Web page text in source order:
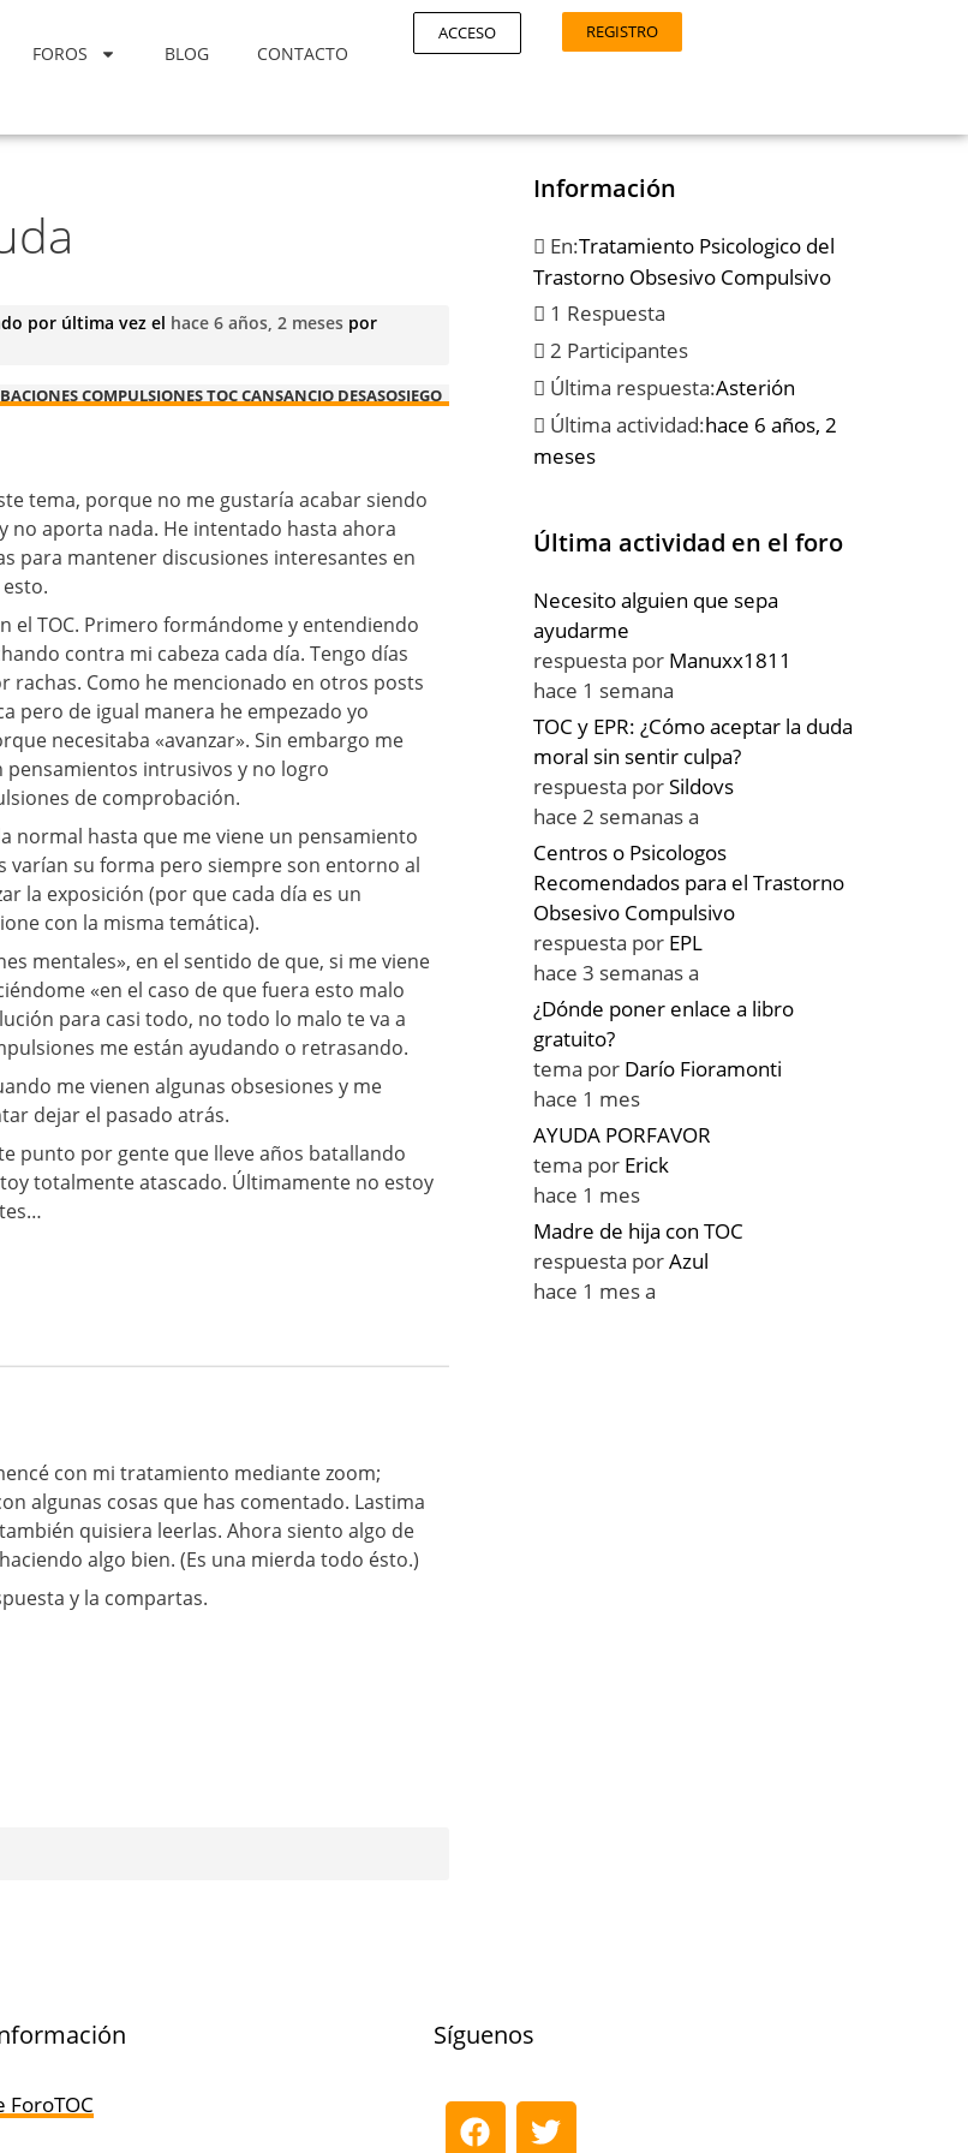
FOROS BLOG CONTACTO
ACCESO REGISTRO
por última vez el hace 6 años, 2 meses por
COMPULSIONES TOC CANSANCIO DESASOSIEGO
tema, porque no me gustaría acabar siendo
no aporta nada. He intentado hasta ahora
para mantener discusiones interesantes en
el TOC. Primero formándome y entendiendo
contra mi cabeza cada día. Tengo días
rachas. Como he mencionado en otros posts
pero de igual manera he empezado yo
necesitaba «avanzar». Sin embargo me
intrusivos y no logro
de comprobación.
normal hasta que me viene un pensamiento
varían su forma pero siempre son entorno al
la exposición (por que cada día es un
con la misma temática).
mentales», en el sentido de que, si me viene
«en el caso de que fuera esto malo
para casi todo, no todo lo malo te va a
me están ayudando o retrasando.
me vienen algunas obsesiones y me
dejar el pasado atrás.
punto por gente que lleve años batallando
totalmente atascado. Últimamente no estoy
con mi tratamiento mediante zoom;
algunas cosas que has comentado. Lastima
quisiera leerlas. Ahora siento algo de
algo bien. (Es una mierda todo ésto.)
y la compartas.
Información
En:Tratamiento Psicologico del
Trastorno Obsesivo Compulsivo
1 Respuesta
2 Participantes
Última respuesta:Asterión
Última actividad:hace 6 años, 2
meses
Última actividad en el foro
Necesito alguien que sepa
ayudarme
respuesta por Manuxx1811
hace 1 semana
TOC y EPR: ¿Cómo aceptar la duda
moral sin sentir culpa?
respuesta porSildovs
hace 2 semanas a
Centros o Psicologos
Recomendados para el Trastorno
Obsesivo Compulsivo
respuesta por EPL
hace 3 semanas a
¿Dónde poner enlace a libro
gratuito?
tema por Darío Fioramonti
hace 1 mes
AYUDA PORFAVOR
tema por Erick
hace 1 mes
Madre de hija con TOC
respuesta porAzul
hace 1 mes a
ForoTOC
Síguenos